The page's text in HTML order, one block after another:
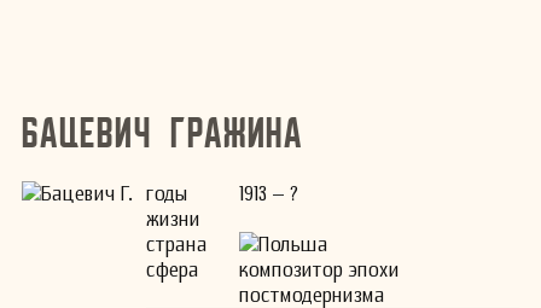
Бацевич Гражина
годы
жизни
1913 – ?
страна
Польша
сфера
композитор эпохи
постмодернизма